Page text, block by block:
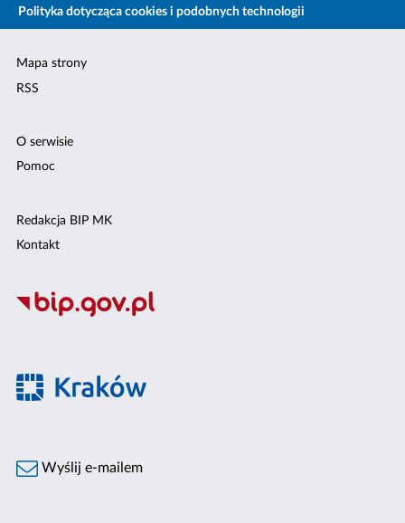
Polityka dotycząca cookies i podobnych technologii
Mapa strony
RSS
O serwisie
Pomoc
Redakcja BIP MK
Kontakt
Wyślij e-mailem